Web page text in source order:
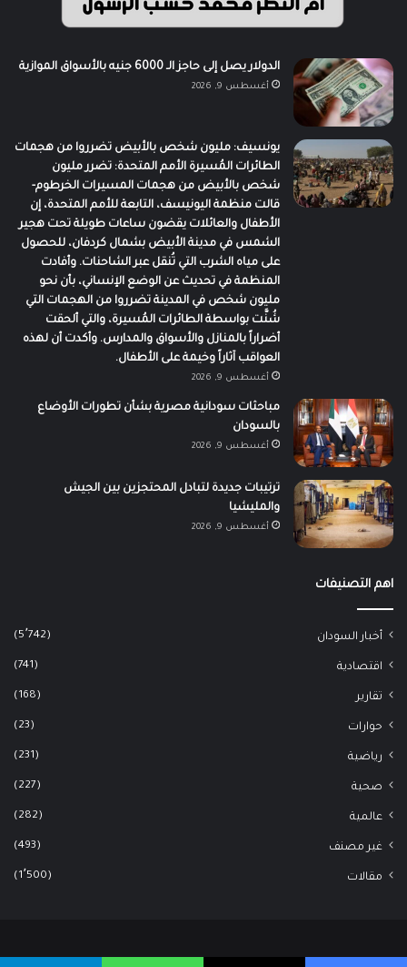
الدولار يصل إلى حاجز الـ 6000 جنيه بالأسواق الموازية
أغسطس 9, 2026
يونسيف: مليون شخص بالأبيض تضرروا من هجمات
الطائرات المُسيرة الأمم المتحدة: تضرر مليون
شخص بالأبيض من هجمات المسيرات الخرطوم-
قالت منظمة اليونيسف، التابعة للأمم المتحدة، إن
الأطفال والعائلات يقضون ساعات طويلة تحت هجير
الشمس في مدينة الأبيض بشمال كردفان، للحصول
على مياه الشرب التي تُنقل عبر الشاحنات. وأفادت
المنظمة في تحديث عن الوضع الإنساني، بأن نحو
مليون شخص في المدينة تضرروا من الهجمات التي
شُنَّت بواسطة الطائرات المُسيرة، والتي ألحقت
أضراراً بالمنازل والأسواق والمدارس. وأكدت أن لهذه
العواقب آثاراً وخيمة على الأطفال.
أغسطس 9, 2026
مباحثات سودانية مصرية بشأن تطورات الأوضاع
بالسودان
أغسطس 9, 2026
ترتيبات جديدة لتبادل المحتجزين بين الجيش
والمليشيا
أغسطس 9, 2026
اهم التصنيفات
أخبار السودان (5٬742)
اقتصادية (741)
تقارير (168)
حوارات (23)
رياضية (231)
صحية (227)
عالمية (282)
غير مصنف (493)
مقالات (1٬500)